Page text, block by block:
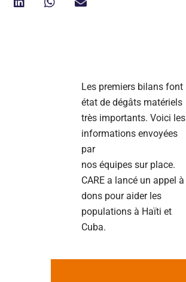
Les premiers bilans font
état de dégâts matériels
très importants. Voici les
informations envoyées
par
nos équipes sur place.
CARE a lancé un appel à
dons pour aider les
populations à Haïti et
Cuba.